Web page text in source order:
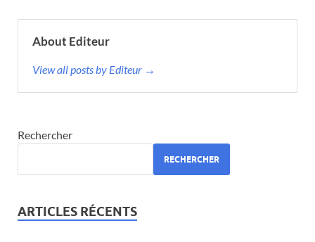
About Editeur
View all posts by Editeur →
Rechercher
RECHERCHER
ARTICLES RÉCENTS